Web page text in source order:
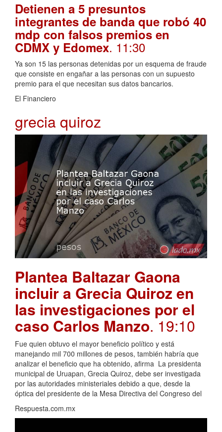
Detienen a 5 presuntos
integrantes de banda que robó 40
mdp con falsos premios en
CDMX y Edomex. 11:30
Ya son 15 las personas detenidas por un esquema de fraude
que consiste en engañar a las personas con un supuesto
premio para el que necesitan sus datos bancarios.
El Financiero
grecia quiroz
Plantea Baltazar Gaona
incluir a Grecia Quiroz en
las investigaciones por el
caso Carlos Manzo. 19:10
Fue quien obtuvo el mayor beneficio político y está
manejando mil 700 millones de pesos, también habría que
analizar el beneficio que ha obtenido, afirma La presidenta
municipal de Uruapan, Grecia Quiroz, debe ser investigada
por las autoridades ministeriales debido a que, desde la
óptica del presidente de la Mesa Directiva del Congreso del
Respuesta.com.mx